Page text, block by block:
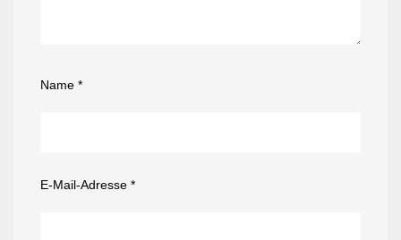
Name *
E-Mail-Adresse *